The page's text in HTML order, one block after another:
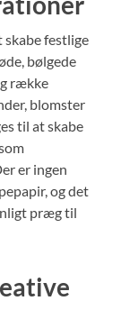
festlige
bølgede
række
blomster
til at skabe
er ingen
og det
præg til